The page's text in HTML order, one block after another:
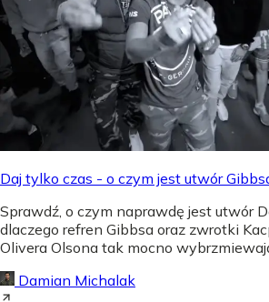
Daj tylko czas - o czym jest utwór
Sprawdź, o czym naprawdę jest utwór
dlaczego refren Gibbsa oraz zwrotki
Olivera Olsona tak mocno
Damian Michalak